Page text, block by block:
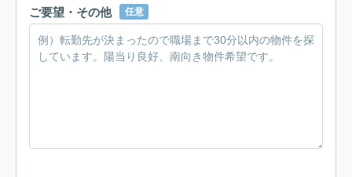
ご要望・その他 任意